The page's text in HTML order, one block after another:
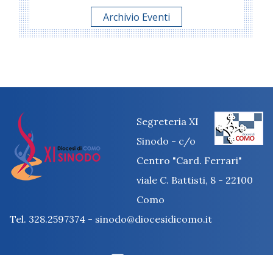
Archivio Eventi
Segreteria XI
Sinodo - c/o
Centro "Card. Ferrari"
viale C. Battisti, 8 - 22100
Como
Tel. 328.2597374 - sinodo@diocesidicomo.it